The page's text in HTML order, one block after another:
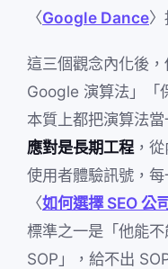
〈Google Dance
這三個觀念內化後
Google 演算法」「
本質上都把演算法當
應對是長期工程 ，
使用者體驗訊號，
〈如何選擇 SEO 公司
標準之一是「他能
SOP」，給不出